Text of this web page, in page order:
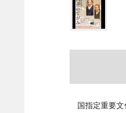
国指定重要文